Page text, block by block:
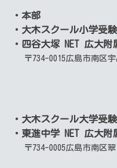
・本部
・大木スクール小学受
・四谷大塚 NET 広大附
〒734-0015広島市南区
・大木スクール大学受
・東進中学 NET 広大附
〒734-0005広島市南区翠